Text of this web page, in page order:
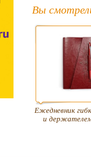
Вы
Ежедневник
и